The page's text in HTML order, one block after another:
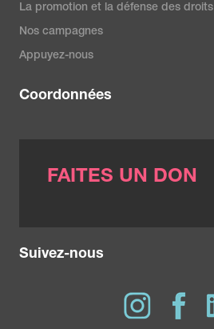
La promotion et la défense des droits
Nos campagnes
Appuyez-nous
Coordonnées
FAITES UN DON
Suivez-nous